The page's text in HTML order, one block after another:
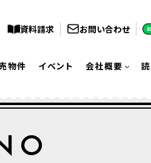
資料請求 お問い合わせ
物件 イベント 会社概要